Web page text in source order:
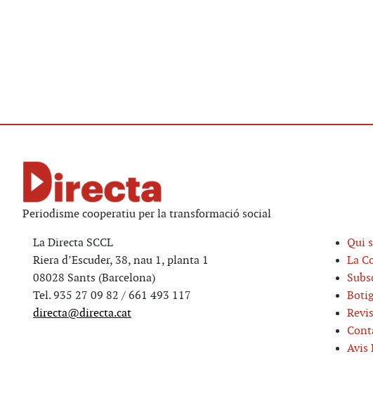
Periodisme cooperatiu per la transformació social
La Directa SCCL
Riera d’Escuder, 38, nau 1, planta 1
08028 Sants (Barcelona)
Tel. 935 27 09 82 / 661 493 117
directa@directa.cat
Qui
La
Avis